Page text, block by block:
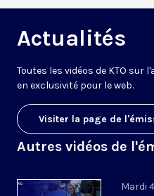
Actualités
Toutes les vidéos de KTO sur
en exclusivité pour le web.
Visiter la page de
Autres vidéos de
Mardi